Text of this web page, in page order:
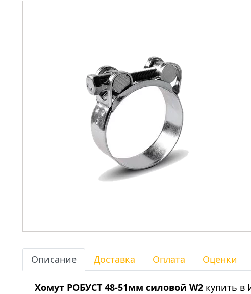
Описание Доставка Оплата Оценки
Хомут РОБУСТ 48-51мм силовой W2 купить в